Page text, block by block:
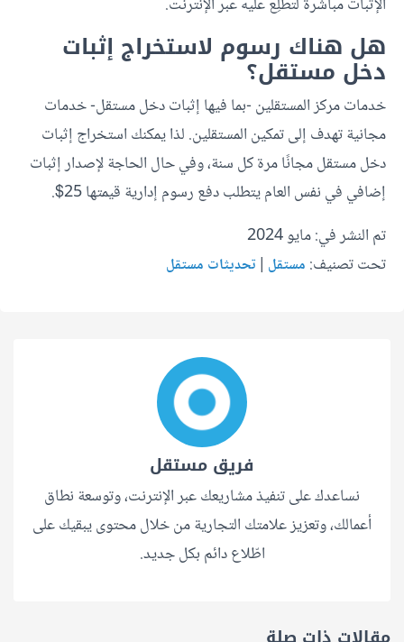
هل هناك رسوم لاستخراج إثبات
دخل مستقل؟
خدمات مركز المستقلين -بما فيها إثبات دخل مستقل- خدمات
مجانية تهدف إلى تمكين المستقلين. لذا يمكنك استخراج إثبات
دخل مستقل مجانًا مرة كل سنة، وفي حال الحاجة لإصدار إثبات
إضافي في نفس العام يتطلب دفع رسوم إدارية قيمتها 25$.
تم النشر في: مايو 2024
تحت تصنيف: مستقل |تحديثات مستقل
فريق مستقل
نساعدك على تنفيذ مشاريعك عبر الإنترنت، وتوسعة نطاق
أعمالك، وتعزيز علامتك التجارية من خلال محتوى يبقيك على
اطّلاع دائم بكل جديد.